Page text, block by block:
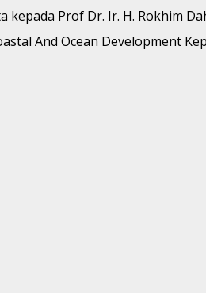
Prof Dr. Ir. H. Rokhim
And Ocean Development